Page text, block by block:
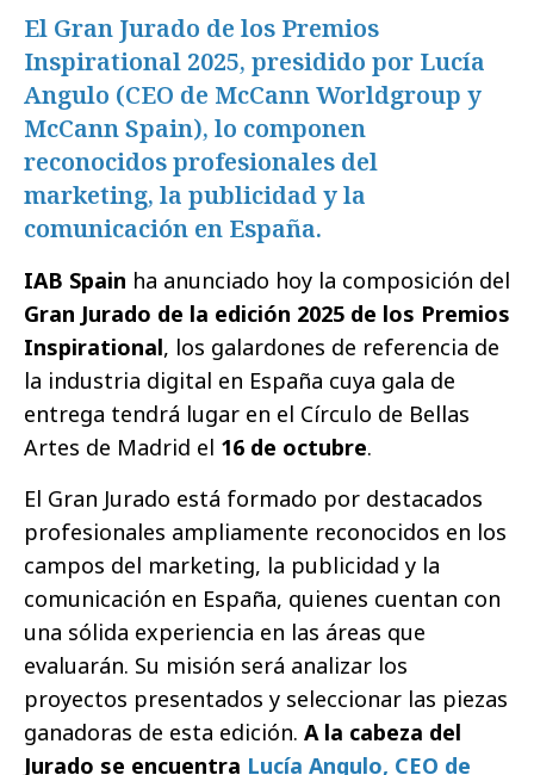
El Gran Jurado de los Premios
Inspirational 2025, presidido por Lucía
Angulo (CEO de McCann Worldgroup y
McCann Spain), lo componen
reconocidos profesionales del
marketing, la publicidad y la
comunicación en España.
IAB Spain ha anunciado hoy la composición del
Gran Jurado de la edición 2025 de los Premios
Inspirational, los galardones de referencia de
la industria digital en España cuya gala de
entrega tendrá lugar en el Círculo de Bellas
Artes de Madrid el 16 de octubre.
El Gran Jurado está formado por destacados
profesionales ampliamente reconocidos en los
campos del marketing, la publicidad y la
comunicación en España, quienes cuentan con
una sólida experiencia en las áreas que
evaluarán. Su misión será analizar los
proyectos presentados y seleccionar las piezas
ganadoras de esta edición. A la cabeza del
Jurado se encuentra Lucía Angulo, CEO de